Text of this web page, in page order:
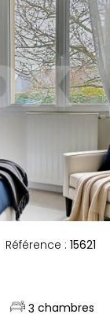
Référence :15621
3